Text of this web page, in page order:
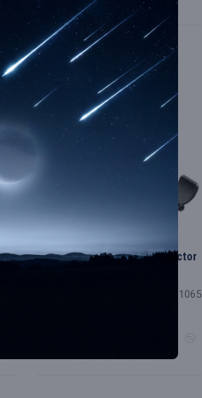
вам
веб-сайта.
CT-1065
Металлодетектор Cobra Tector